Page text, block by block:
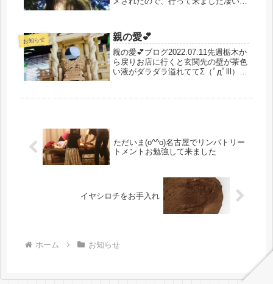
うございました🙏自然霊がいっぱい
で...
お知らせ 親の愛💕
親の愛💕ブログ2022.07.11先週栃木か
ら戻りお店に行くと玄関先の壁が茶色
い液がダラダラ溢れててΣ（ﾟдﾟlll）ビ
ただいま(o^^o)名古屋でリンパトリー
トメントお勉強して来ました
イヤシロチをお手入れ
ホーム お知らせ